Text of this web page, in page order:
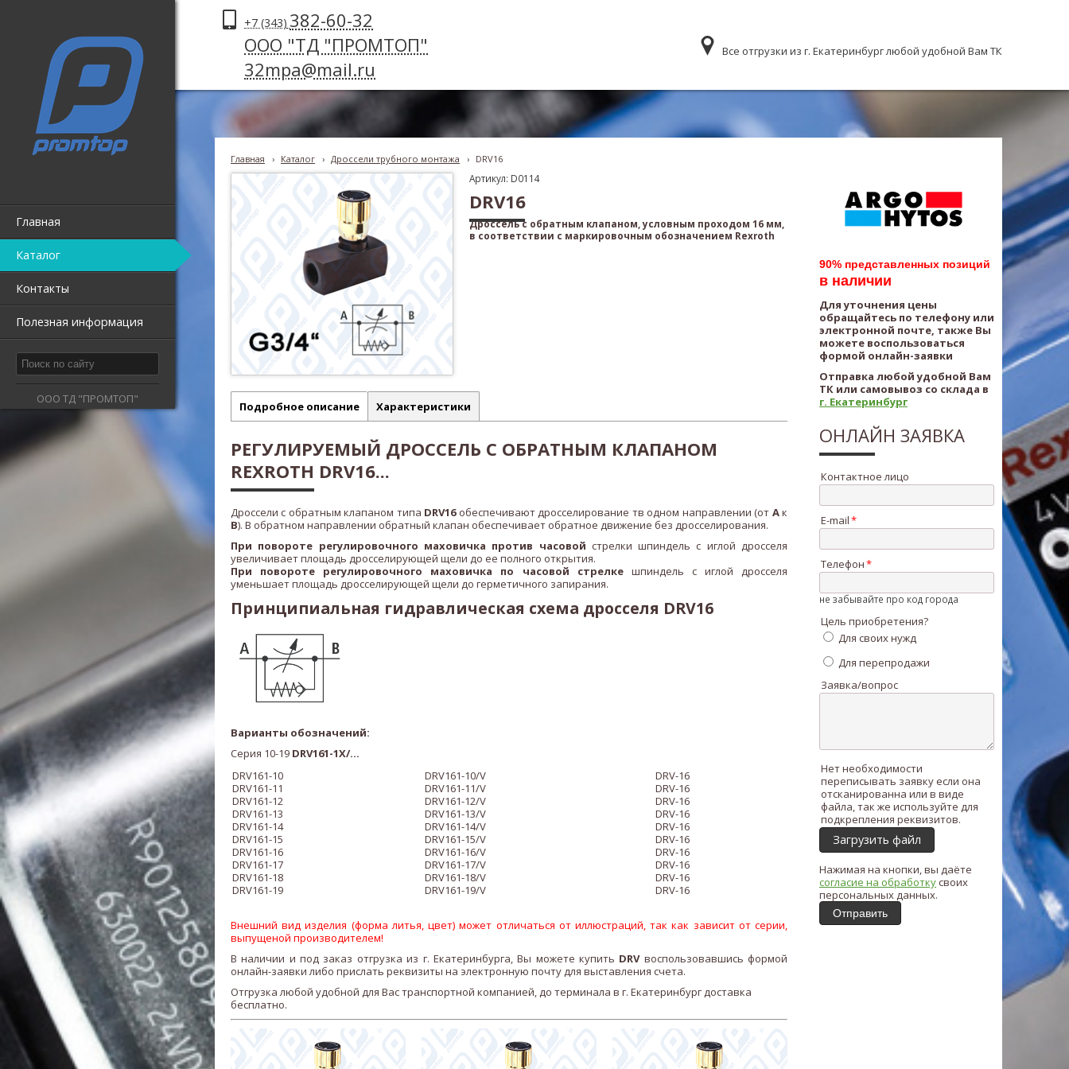
Главная
Каталог
Контакты
Полезная информация
ООО ТД "ПРОМТОП"
+7 (343) 382-60-32
ООО "ТД "ПРОМТОП"
32mpa@mail.ru
Все отгрузки из г. Екатеринбург любой удобной Вам ТК
Главная › Каталог › Дроссели трубного монтажа › DRV16
Артикул: D0114
DRV16
Дроссель с обратным клапаном, условным проходом 16 мм,
в соответствии с маркировочным обозначением Rexroth
Подробное описание Характеристики
РЕГУЛИРУЕМЫЙ ДРОССЕЛЬ С ОБРАТНЫМ КЛАПАНОМ
REXROTH DRV16...
Дроссели с обратным клапаном типа DRV16 обеспечивают дросселирование тв одном направлении (от Aк
B). В обратном направлении обратный клапан обеспечивает обратное движение без дросселирования.
При повороте регулировочного маховичка против часовой стрелки шпиндель с иглой дросселя
увеличивает площадь дросселирующей щели до ее полного открытия.
При повороте регулировочного маховичка по часовой стрелкешпиндель с иглой дросселя
уменьшает площадь дросселирующей щели до герметичного запирания.
Принципиальная гидравлическая схема дросселя DRV16
Варианты обозначений:
Серия 10-19 DRV161-1X/...
DRV161-10
DRV161-11
DRV161-12
DRV161-13
DRV161-14
DRV161-15
DRV161-16
DRV161-17
DRV161-18
DRV161-19
DRV161-10/V
DRV161-11/V
DRV161-12/V
DRV161-13/V
DRV161-14/V
DRV161-15/V
DRV161-16/V
DRV161-17/V
DRV161-18/V
DRV161-19/V
DRV-16
DRV-16
DRV-16
DRV-16
DRV-16
DRV-16
DRV-16
DRV-16
DRV-16
DRV-16
Внешний вид изделия (форма литья, цвет) может отличаться от иллюстраций, так как зависит от серии,
выпущеной производителем!
В наличии и под заказ отгрузка из г. Екатеринбурга, Вы можете купить DRV воспользовавшись формой
онлайн-заявки либо прислать реквизиты на электронную почту для выставления счета.
Отгрузка любой удобной для Вас транспортной компанией, до терминала в г. Екатеринбург доставка
бесплатно.
90% представленных позиций
в наличии
Для уточнения цены
обращайтесь по телефону или
электронной почте, также Вы
можете воспользоваться
формой онлайн-заявки
Отправка любой удобной Вам
ТК или самовывоз со склада в
г. Екатеринбург
ОНЛАЙН ЗАЯВКА
Контактное лицо
E-mail
Телефон
не забывайте про код города
Цель приобретения?
Для своих нужд
Для перепродажи
Заявка/вопрос
Нет необходимости
переписывать заявку если она
отсканированна или в виде
файла, так же используйте для
подкрепления реквизитов.
Загрузить файл
Нажимая на кнопки, вы даёте
согласие на обработкусвоих
персональных данных.
Отправить